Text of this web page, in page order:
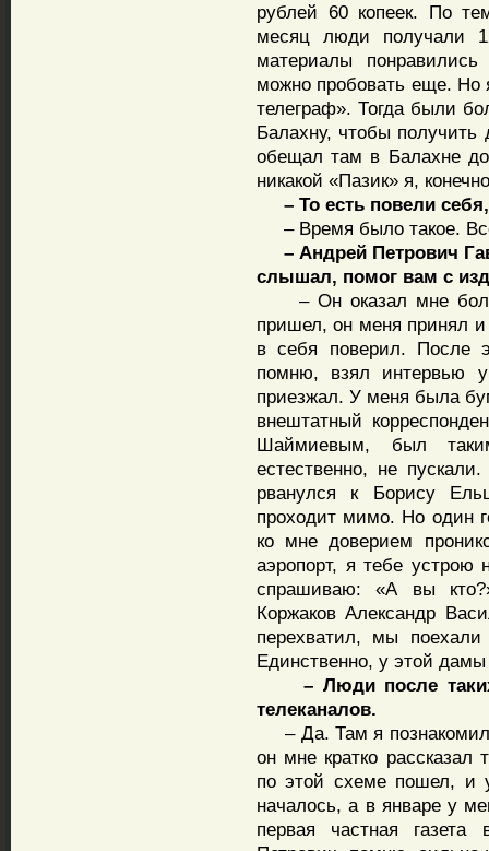
рублей 60 копеек. По
месяц люди получали
материалы
можно пробовать еще. Но
телеграф». Тогда были
Балахну, чтобы получить
обещал там в Балахне
никакой «Пазик» я,
– То есть повели себя,
– Время было такое.
– Андрей Петрович
слышал, помог вам с
– Он оказал мне
пришел, он меня принял
в себя поверил. После
помню, взял интервью
приезжал. У меня была
внештатный
Шаймиевым, был
естественно, не
рванулся к Борису
проходит мимо. Но один
ко мне доверием
аэропорт, я тебе
спрашиваю: «А вы
Коржаков Александр
перехватил, мы
Единственно, у этой
– Люди после таких
телеканалов.
– Да. Там я
он мне кратко рассказал
по этой схеме пошел, и
началось, а в январе у
первая частная